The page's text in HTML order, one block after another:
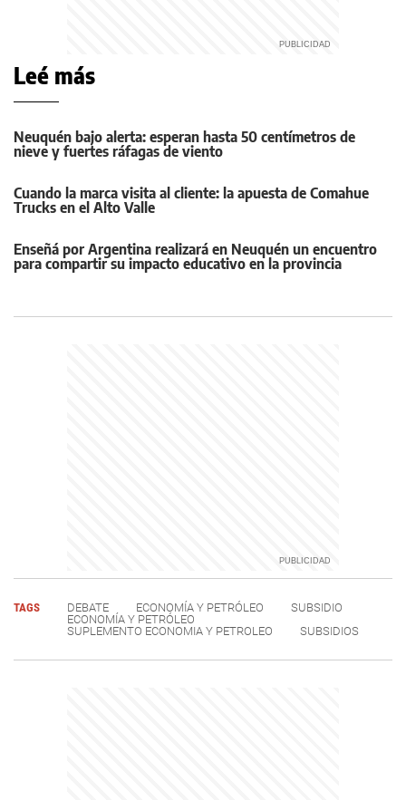
Leé más
Neuquén bajo alerta: esperan hasta 50 centímetros de
nieve y fuertes ráfagas de viento
Cuando la marca visita al cliente: la apuesta de Comahue
Trucks en el Alto Valle
Enseñá por Argentina realizará en Neuquén un encuentro
para compartir su impacto educativo en la provincia
TAGS DEBATE ECONOMÍA Y PETRÓLEO
SUBSIDIO
ECONOMÍA Y PETRÓLEO
SUPLEMENTO ECONOMIA Y PETROLEO
SUBSIDIOS